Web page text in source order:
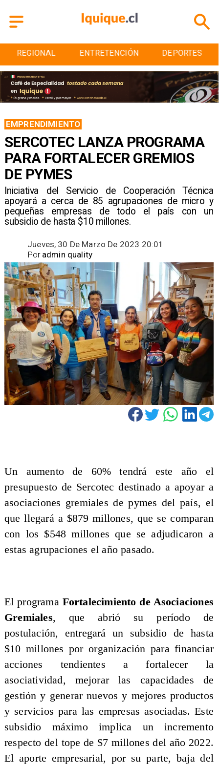
ENTRETENCIÓN DEPORTES CULTURA
SERCOTEC LANZA PROGRAMA
PARA FORTALECER GREMIOS
DE PYMES
Iniciativa del Servicio de Cooperación Técnica
apoyará a cerca de 85 agrupaciones de micro y
pequeñas empresas de todo el país con un
subsidio de hasta $10 millones.
EMPRENDIMIENTO
Jueves, 30 De Marzo De 2023 20:01
admin quality
Por
Un aumento de 60% tendrá este año el
presupuesto de Sercotec destinado a apoyar a
asociaciones gremiales de pymes del país, el
que llegará a $879 millones, que se comparan
con los $548 millones que se adjudicaron a
estas agrupaciones el año pasado.
El programa Fortalecimiento de Asociaciones
Gremiales, que abrió su período de
postulación, entregará un subsidio de hasta
$10 millones por organización para financiar
acciones tendientes a fortalecer la
asociatividad, mejorar las capacidades de
gestión y generar nuevos y mejores productos
y servicios para las empresas asociadas. Este
subsidio máximo implica un incremento
respecto del tope de $7 millones del año 2022.
El aporte empresarial, por su parte, baja del